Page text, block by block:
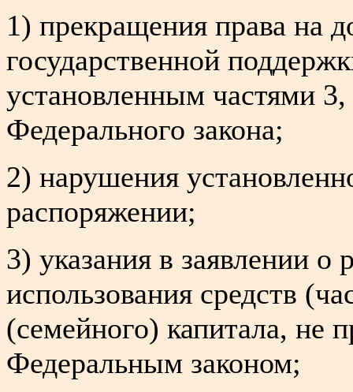
1) прекращения права на
государственной
установленным частями
Федерального закона;
2) нарушения
распоряжении;
3) указания в заявлении о
использования средств
(семейного) капитала, не
Федеральным законом;